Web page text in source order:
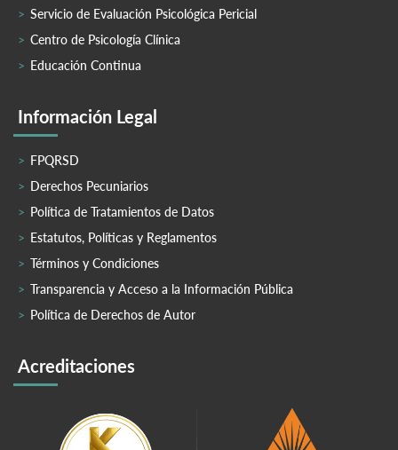
Servicio de Evaluación Psicológica Pericial
Centro de Psicología Clínica
Educación Continua
Información Legal
FPQRSD
Derechos Pecuniarios
Política de Tratamientos de Datos
Estatutos, Políticas y Reglamentos
Términos y Condiciones
Transparencia y Acceso a la Información Pública
Política de Derechos de Autor
Acreditaciones